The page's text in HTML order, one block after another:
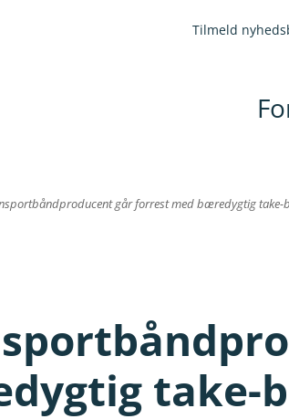
Tilmeld
går forrest med bæredygtig take-
take-